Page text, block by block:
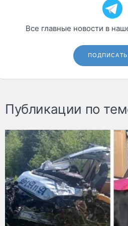
Все главные новости в
Публикации по